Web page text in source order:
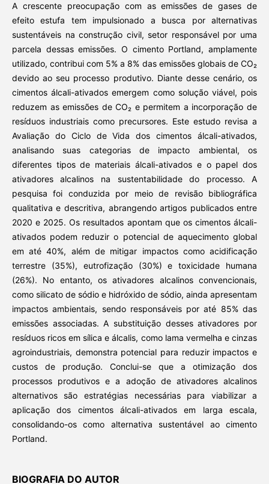
A crescente preocupação com as emissões de gases de
efeito estufa tem impulsionado a busca por alternativas
sustentáveis na construção civil, setor responsável por uma
parcela dessas emissões. O cimento Portland, amplamente
utilizado, contribui com 5% a 8% das emissões globais de CO₂
devido ao seu processo produtivo. Diante desse cenário, os
cimentos álcali-ativados emergem como solução viável, pois
reduzem as emissões de CO₂ e permitem a incorporação de
resíduos industriais como precursores. Este estudo revisa a
Avaliação do Ciclo de Vida dos cimentos álcali-ativados,
analisando suas categorias de impacto ambiental, os
diferentes tipos de materiais álcali-ativados e o papel dos
ativadores alcalinos na sustentabilidade do processo. A
pesquisa foi conduzida por meio de revisão bibliográfica
qualitativa e descritiva, abrangendo artigos publicados entre
2020 e 2025. Os resultados apontam que os cimentos álcali-
ativados podem reduzir o potencial de aquecimento global
em até 40%, além de mitigar impactos como acidificação
terrestre (35%), eutrofização (30%) e toxicidade humana
(26%). No entanto, os ativadores alcalinos convencionais,
como silicato de sódio e hidróxido de sódio, ainda apresentam
impactos ambientais, sendo responsáveis por até 85% das
emissões associadas. A substituição desses ativadores por
resíduos ricos em sílica e álcalis, como lama vermelha e cinzas
agroindustriais, demonstra potencial para reduzir impactos e
custos de produção. Conclui-se que a otimização dos
processos produtivos e a adoção de ativadores alcalinos
alternativos são estratégias necessárias para viabilizar a
aplicação dos cimentos álcali-ativados em larga escala,
consolidando-os como alternativa sustentável ao cimento
Portland.
BIOGRAFIA DO AUTOR